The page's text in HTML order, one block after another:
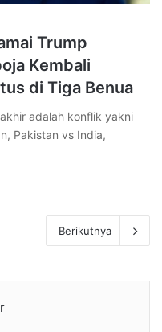
Trump
Kembali
di Tiga Benua
adalah konflik yakni
Pakistan vs India,
Berikutnya